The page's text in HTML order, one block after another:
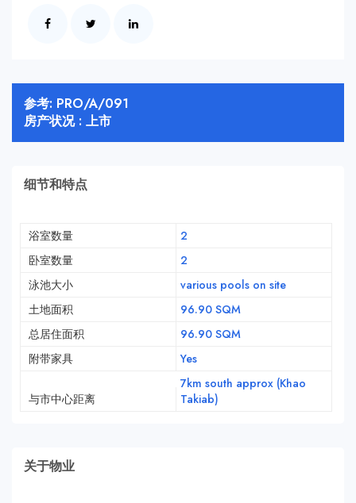
参考: PRO/A/091
房产状况 : 上市
细节和特点
浴室数量
2
卧室数量
2
泳池大小
various pools on site
土地面积
96.90 SQM
总居住面积
96.90 SQM
附带家具
Yes
与市中心距离
7km south approx (Khao
Takiab)
关于物业